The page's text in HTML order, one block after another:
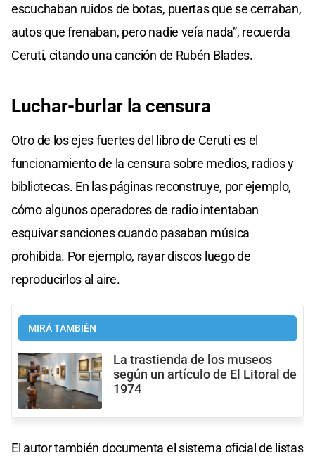
escuchaban ruidos de botas, puertas que se cerraban,
autos que frenaban, pero nadie veía nada”, recuerda
Ceruti, citando una canción de Rubén Blades.
Luchar-burlar la censura
Otro de los ejes fuertes del libro de Ceruti es el
funcionamiento de la censura sobre medios, radios y
bibliotecas. En las páginas reconstruye, por ejemplo,
cómo algunos operadores de radio intentaban
esquivar sanciones cuando pasaban música
prohibida. Por ejemplo, rayar discos luego de
reproducirlos al aire.
MIRÁ TAMBIÉN
La trastienda de los museos
según un artículo de El Litoral de
1974
El autor también documenta el sistema oficial de listas